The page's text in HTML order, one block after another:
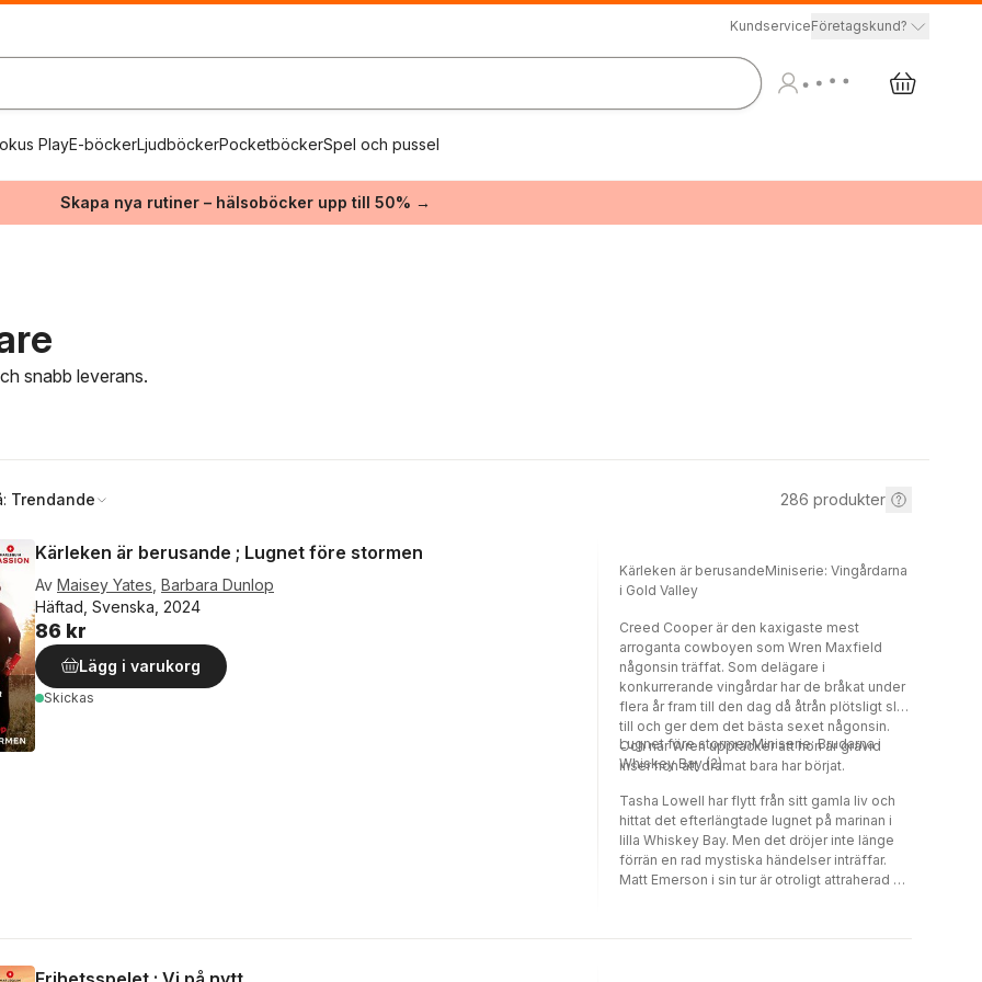
KundserviceFöretagskund?
PlayE-böckerLjudböckerPocketböckerSpel och pussel
Skapa nya rutiner – hälsoböcker upp till 50% →
snabb leverans.
Trendande 286 produkter
Kärleken är berusande ; Lugnet före stormen
Av Maisey Yates Barbara Dunlop
Häftad, Svenska, 2024
86 kr
Lägg i varukorg
Skickas
Kärleken är berusandeMiniserie: Vingårdarna
i Gold Valley
Creed Cooper är den kaxigaste mest
arroganta cowboyen som Wren Maxfield
någonsin träffat. Som delägare i
konkurrerande vingårdar har de bråkat under
flera år fram till den dag då åtrån plötsligt slår
till och ger dem det bästa sexet någonsin.
Och när Wren upptäcker att hon är gravid
inser hon att dramat bara har börjat.
Lugnet före stormenMiniserie: Brudarna i
Whiskey Bay (2)
Tasha Lowell har flytt från sitt gamla liv och
hittat det efterlängtade lugnet på marinan i
lilla Whiskey Bay. Men det dröjer inte länge
förrän en rad mystiska händelser inträffar.
Matt Emerson i sin tur är otroligt attraherad av
hans marina. Finns det något samband?